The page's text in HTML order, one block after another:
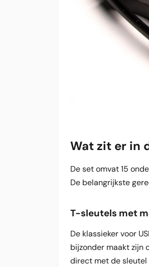
Wat zit er in
De set omvat 15
De belangrijkste
T-sleutels met
De klassieker voor
bijzonder maakt zijn
direct met de sleutel